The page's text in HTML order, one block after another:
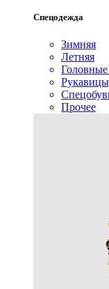
Спецодежда
Зимняя
Летняя
Прочее